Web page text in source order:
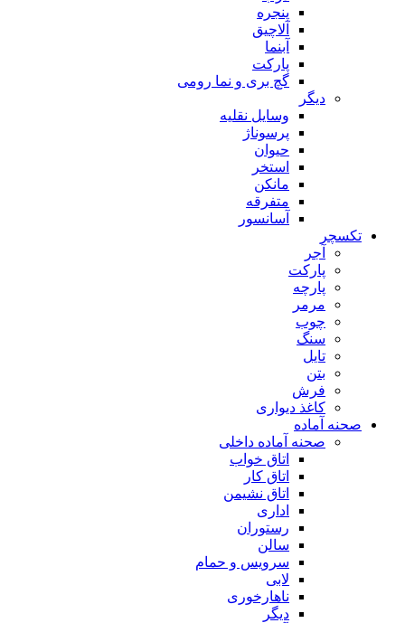
پنجره
آلاچیق
آبنما
پارکت
گچ بری و نما رومی
دیگر
وسایل نقلیه
پرسوناژ
حیوان
استخر
مانکن
متفرقه
آسانسور
تکسچر
آجر
پارکت
پارچه
مرمر
چوب
سنگ
تایل
بتن
فرش
کاغذ دیواری
صحنه آماده
صحنه آماده داخلی
اتاق خواب
اتاق کار
اتاق نشیمن
اداری
رستوران
سالن
سرویس و حمام
لابی
ناهارخوری
دیگر